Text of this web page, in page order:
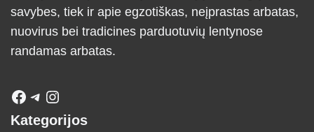
savybes, tiek ir apie egzotiškas, neįprastas arbatas,
nuovirus bei tradicines parduotuvių lentynose
randamas arbatas.
Kategorijos